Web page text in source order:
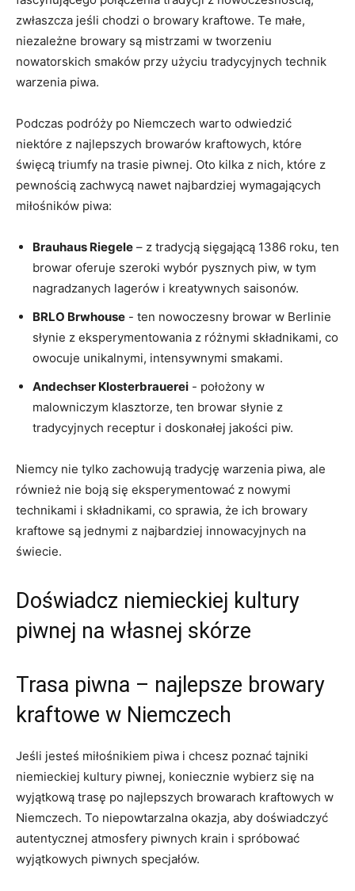
zwłaszcza jeśli chodzi o browary kraftowe. Te małe,
niezależne browary są mistrzami ​w​ tworzeniu
nowatorskich smaków przy ‍użyciu tradycyjnych technik
warzenia piwa.
Podczas ⁣podróży po Niemczech warto odwiedzić
niektóre‌ z najlepszych browarów kraftowych, które ​
święcą⁤ triumfy na trasie piwnej. ​Oto kilka z nich, które z
pewnością⁤ zachwycą nawet najbardziej wymagających
miłośników piwa:
Brauhaus ‍Riegele – z ⁢tradycją sięgającą 1386 roku, ten
browar oferuje⁢ szeroki wybór pysznych‍ piw, w tym
nagradzanych⁢ lagerów i kreatywnych saisonów.
BRLO ⁢Brwhouse ‍-‍ ten nowoczesny browar w‌ Berlinie
słynie z eksperymentowania z różnymi‌ składnikami, co
owocuje unikalnymi, intensywnymi smakami.
Andechser Klosterbrauerei -⁤ położony w
malowniczym ⁣klasztorze, ten browar słynie z
⁤tradycyjnych⁢ receptur i doskonałej jakości ⁣piw.
Niemcy nie tylko zachowują ⁣tradycję warzenia⁢ piwa, ale
również nie boją ‍się eksperymentować z nowymi‌
technikami ‍i ⁢składnikami,⁢ co sprawia, że ich browary
kraftowe są‌ jednymi z najbardziej‌ innowacyjnych ⁣na​
świecie.
Doświadcz niemieckiej kultury
piwnej na własnej skórze
Trasa ‍piwna – najlepsze⁢ browary
kraftowe w Niemczech
Jeśli jesteś miłośnikiem piwa i ⁢chcesz poznać ‌tajniki⁢
niemieckiej kultury ⁤piwnej, koniecznie wybierz ‍się‍ na
wyjątkową⁢ trasę po najlepszych browarach kraftowych‍ w
Niemczech.​ To niepowtarzalna okazja, aby doświadczyć⁢
autentycznej atmosfery ‌piwnych krain i spróbować
wyjątkowych piwnych specjałów.